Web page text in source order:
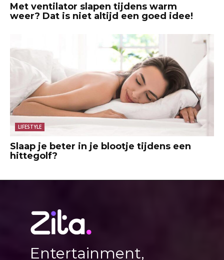
Met ventilator slapen tijdens warm
weer? Dat is niet altijd een goed idee!
LIFESTYLE
Slaap je beter in je blootje tijdens een
hittegolf?
Entertainment,